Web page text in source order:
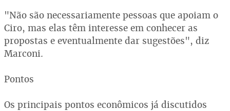
"Não são necessariamente pessoas que apoiam o
Ciro, mas elas têm interesse em conhecer as
propostas e eventualmente dar sugestões", diz
Marconi.
Pontos
Os principais pontos econômicos já discutidos